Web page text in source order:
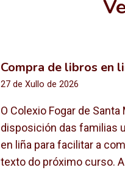
Compra de libros en
27 de Xullo de 2026
O Colexio Fogar de Santa
disposición das familias
en liña para facilitar a
texto do próximo curso.